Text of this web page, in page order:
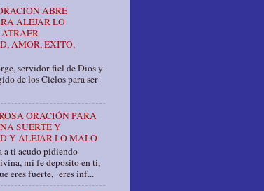
ABRE
ALEJAR LO
AMOR, EXITO,
servidor fiel de Dios y
de los Cielos para ser
ORACIÓN PARA
SUERTE Y
Y ALEJAR LO MALO
a ti acudo pidiendo
mi fe deposito en ti,
eres fuerte, eres inf...